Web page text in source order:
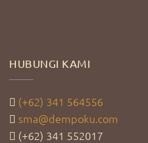
HUBUNGI KAMI
(+62) 341 564556
sma@dempoku.com
(+62) 341 552017